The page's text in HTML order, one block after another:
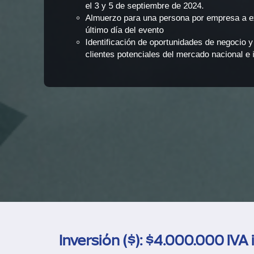
el 3 y 5 de septiembre de 2024.
Almuerzo para una persona por empresa a
último día del evento
Identificación de oportunidades de negocio
clientes potenciales del mercado nacional e
Inversión ($): $4.000.000